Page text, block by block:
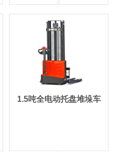
1.5吨全电动托盘堆垛车